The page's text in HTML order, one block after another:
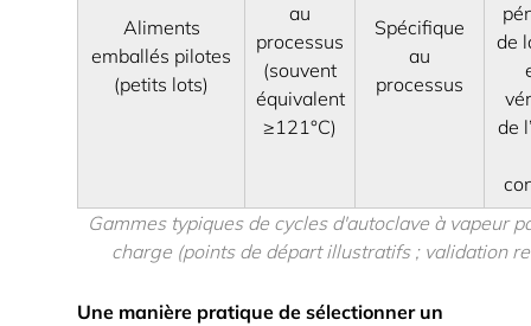
n'est
pas
de
décisions
8
Gammes typiques de cycles d'autoclave à vapeur
charge (points de départ illustratifs ; validation
Aliments
emballés pilotes
(petits lots)
au
processus
(souvent
équivalent
≥121°C)
Spécifique
au
processus
de
de
Une manière pratique de sélectionner un